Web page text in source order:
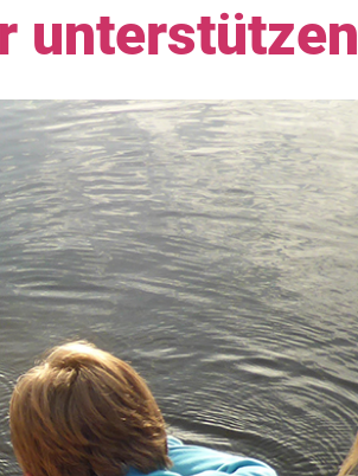
unterstützen